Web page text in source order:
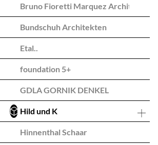
Bruno Fioretti Marquez Architekten
Bundschuh Architekten
Etal..
foundation 5+
GDLA GORNIK DENKEL
Hild und K
Hinnenthal Schaar